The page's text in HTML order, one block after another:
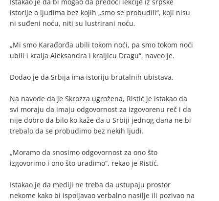
istorije o ljudima bez kojih „smo se probudili“, koji nisu
ni suđeni noću, niti su lustrirani noću.
„Mi smo Karađorđa ubili tokom noći, pa smo tokom noći
ubili i kralja Aleksandra i kraljicu Dragu“, naveo je.
Dodao je da Srbija ima istoriju brutalnih ubistava.
Na navode da je Skrozza ugrožena, Ristić je istakao da
svi moraju da imaju odgovornost za izgovorenu reč i da
nije dobro da bilo ko kaže da u Srbiji jednog dana ne bi
trebalo da se probudimo bez nekih ljudi.
„Moramo da snosimo odgovornost za ono što
izgovorimo i ono što uradimo“, rekao je Ristić.
Istakao je da mediji ne treba da ustupaju prostor
nekome kako bi ispoljavao verbalno nasilje ili pozivao na